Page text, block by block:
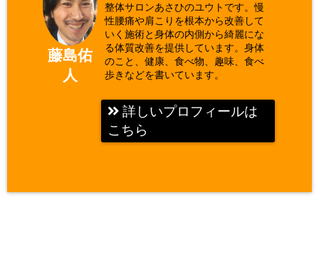
藤島佑
人
整体サロンあさひのユウトです。慢
性腰痛や肩こりを根本から改善して
いく施術と身体の内側から綺麗にな
る体質改善を提供しています。身体
のこと、健康、食べ物、趣味、食べ
歩きなどを書いています。
詳しいプロフィールは
こちら